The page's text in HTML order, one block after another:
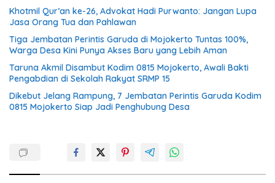
Khotmil Qur’an ke-26, Advokat Hadi Purwanto: Jangan Lupa
Jasa Orang Tua dan Pahlawan
Tiga Jembatan Perintis Garuda di Mojokerto Tuntas 100%,
Warga Desa Kini Punya Akses Baru yang Lebih Aman
Taruna Akmil Disambut Kodim 0815 Mojokerto, Awali Bakti
Pengabdian di Sekolah Rakyat SRMP 15
Dikebut Jelang Rampung, 7 Jembatan Perintis Garuda Kodim
0815 Mojokerto Siap Jadi Penghubung Desa